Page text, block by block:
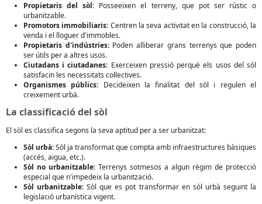
Propietaris del sòl: Posseeixen el terreny, que pot ser rústic o
urbanitzable.
Promotors immobiliaris: Centren la seva activitat en la construcció, la
venda i el lloguer d'immobles.
Propietaris d'indústries:Poden alliberar grans terrenys que poden
ser útils per a altres usos.
Ciutadans i ciutadanes: Exerceixen pressió perquè els usos del sòl
satisfacin les necessitats col·lectives.
Organismes públics: Decideixen la finalitat del sòl i regulen el
creixement urbà.
La classificació del sòl
El sòl es classifica segons la seva aptitud per a ser urbanitzat:
Sòl urbà:Sòl ja transformat que compta amb infraestructures bàsiques
(accés, aigua, etc.).
Sòl no urbanitzable: Terrenys sotmesos a algun règim de protecció
especial que n'impedeix la urbanització.
Sòl urbanitzable: Sòl que es pot transformar en sòl urbà seguint la
legislació urbanística vigent.